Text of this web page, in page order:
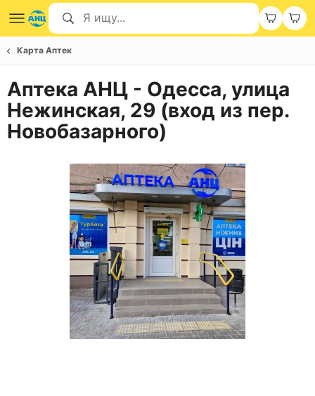
Карта Аптек
Аптека АНЦ - Одесса, улица
Нежинская, 29 (вход из пер.
Новобазарного)